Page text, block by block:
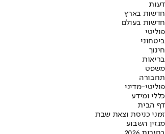
דעות
חדשות בארץ
חדשות בעולם
פוליטי
ביטחוני
חינוך
בריאות
משפט
תחבורה
פוליטי-מדיני
כללי ומידע
דף הבית
זמני כניסת וצאת שבת
מגזין השבוע